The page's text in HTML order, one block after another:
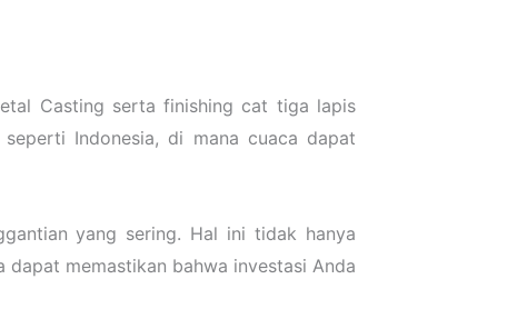
Casting serta finishing cat tiga lapis
Indonesia, di mana cuaca dapat
yang sering. Hal ini tidak hanya
memastikan bahwa investasi Anda